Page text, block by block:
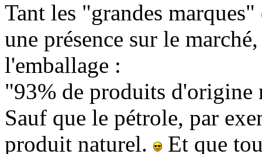
Tant les "grandes
une présence sur le
l'emballage :
"93% de produits d'origine
Sauf que le pétrole, par
produit naturel.
Et que